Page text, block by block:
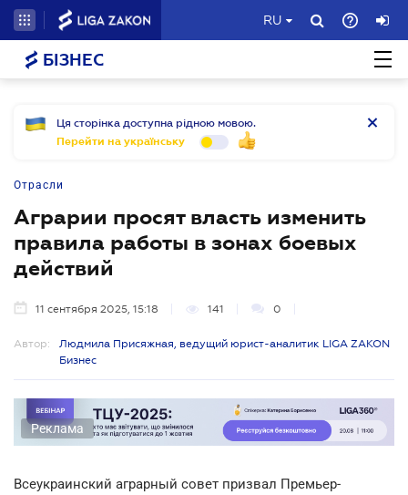
RU
БІЗНЕС
Ця сторінка доступна рідною мовою.
Перейти на українську
Отрасли
Аграрии просят власть изменить
правила работы в зонах боевых
действий
11 сентября 2025, 15:18 141 0
Автор:
Людмила Присяжная, ведущий юрист-аналитик LIGA ZAKON
Бизнес
Реклама
Всеукраинский аграрный совет призвал Премьер-